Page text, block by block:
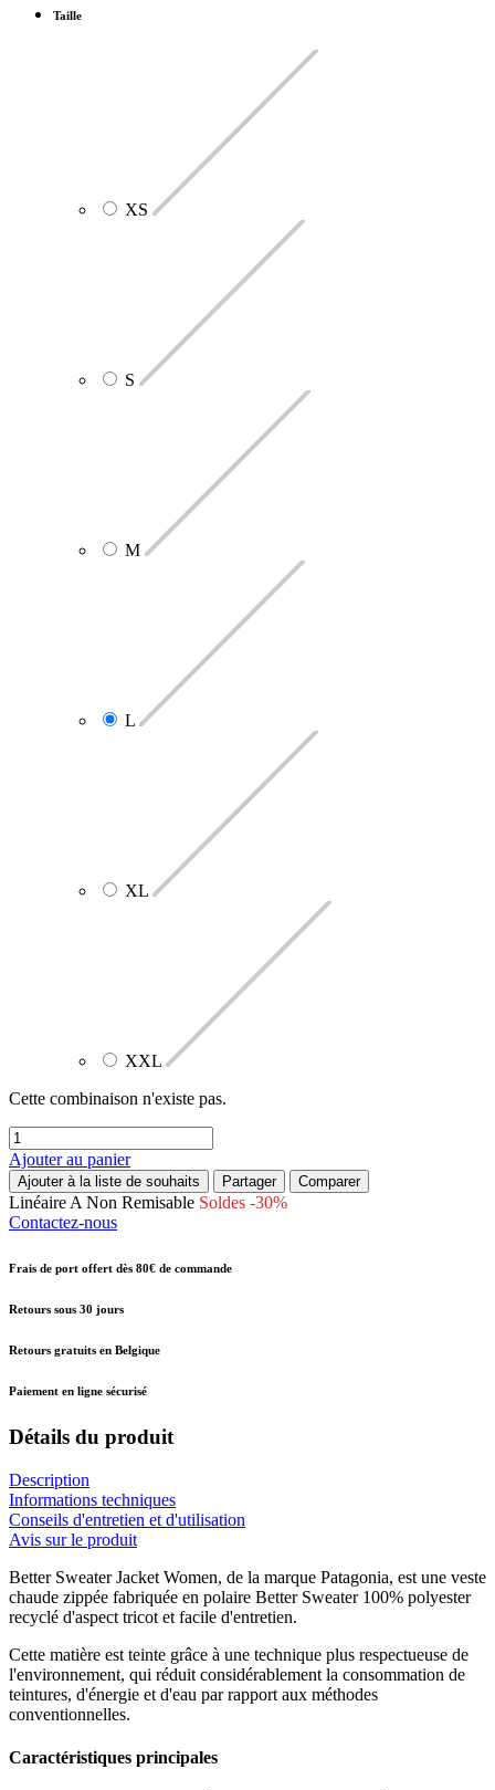
Taille
XS
S
M
L
XL
XXL
Cette combinaison n'existe pas.
Ajouter au panier
Ajouter à la liste de souhaits Partager Comparer
Linéaire A Non Remisable Soldes -30%
Contactez-nous
Frais de port offert dès 80€ de commande
Retours sous 30 jours
Retours gratuits en Belgique
Paiement en ligne sécurisé
Détails du produit
Description
Informations techniques
Conseils d'entretien et d'utilisation
Avis sur le produit
Better Sweater Jacket Women, de la marque Patagonia, est une veste
chaude zippée fabriquée en polaire Better Sweater 100% polyester
recyclé d'aspect tricot et facile d'entretien.
Cette matière est teinte grâce à une technique plus respectueuse de
l'environnement, qui réduit considérablement la consommation de
teintures, d'énergie et d'eau par rapport aux méthodes
conventionnelles.
Caractéristiques principales